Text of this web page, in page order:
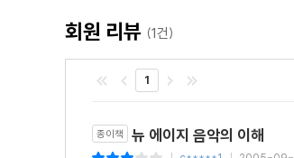
회원 리뷰 (1건)
1
종이책 뉴 에이지 음악의 이해